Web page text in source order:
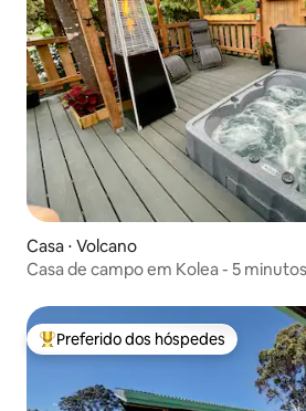
Casa ⋅ Volcano
Casa de campo em Kolea - 5
Entre os melhores preferidos dos
Preferido dos hóspedes